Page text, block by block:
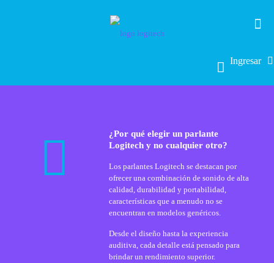
Ingresar
¿Por qué elegir un parlante
Logitech y no cualquier otro?
Los parlantes Logitech se destacan por
ofrecer una combinación de sonido de alta
calidad, durabilidad y portabilidad,
características que a menudo no se
encuentran en modelos genéricos.
Desde el diseño hasta la experiencia
auditiva, cada detalle está pensado para
brindar un rendimiento superior.